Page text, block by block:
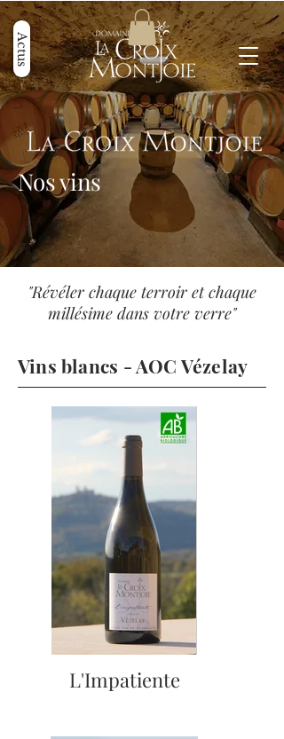
Actus
Nos vins
"Révéler chaque terroir et chaque
millésime dans votre verre"
Vins blancs - AOC Vézelay
L'Impatiente